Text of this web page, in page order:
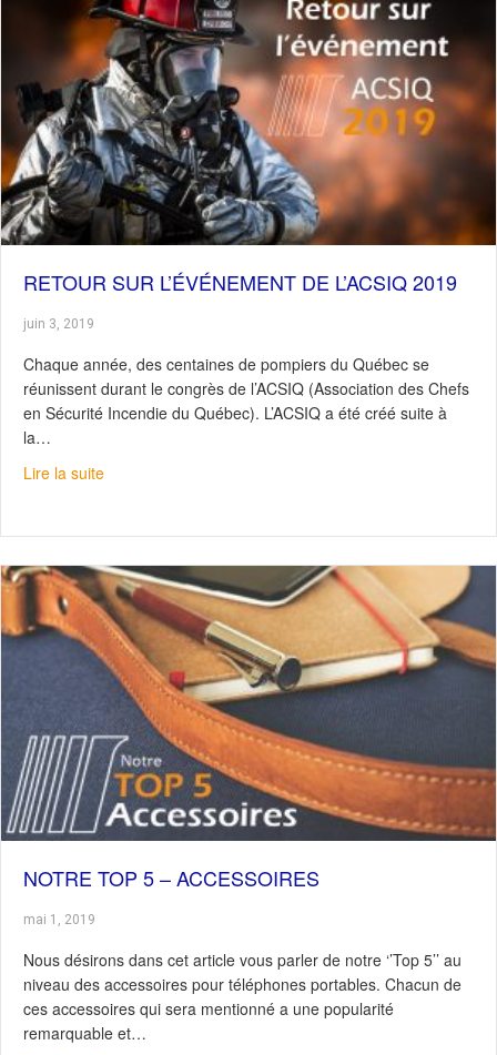
RETOUR SUR L’ÉVÉNEMENT DE L’ACSIQ 2019
juin 3, 2019
Chaque année, des centaines de pompiers du Québec se
réunissent durant le congrès de l’ACSIQ (Association des Chefs
en Sécurité Incendie du Québec). L’ACSIQ a été créé suite à
la…
Lire la suiteabout Retour sur l’événement de l’ACSIQ 2019
NOTRE TOP 5 – ACCESSOIRES
mai 1, 2019
Nous désirons dans cet article vous parler de notre ‘’Top 5’’ au
niveau des accessoires pour téléphones portables. Chacun de
ces accessoires qui sera mentionné a une popularité
remarquable et…